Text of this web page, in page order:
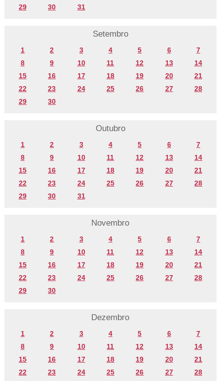
29 30 31
Setembro
1 2 3 4 5 6
7
8
9 10 11 12 13
14
15
16 17 18 19 20
21
22
23 24 25 26 27
28
29
30
Outubro
1 2 3 4 5 6
7
8
9 10 11 12 13
14
15
16 17 18 19 20
21
22
23 24 25 26 27
28
29
30 31
Novembro
1 2 3 4 5 6
7
8
9 10 11 12 13
14
15
16 17 18 19 20
21
22
23 24 25 26 27
28
29
30
Dezembro
1 2 3 4 5 6
7
8
9 10 11 12 13
14
15
16 17 18 19 20
21
22
23 24 25 26 27
28